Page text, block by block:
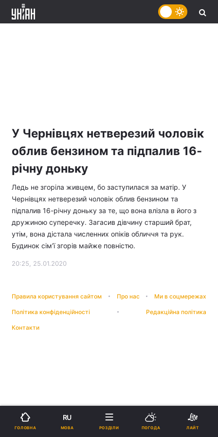
У Чернівцях нетверезий чоловік
облив бензином та підпалив 16-
річну доньку
Ледь не згоріла живцем, бо заступилася за матір. У
Чернівцях нетверезий чоловік облив бензином та
підпалив 16-річну доньку за те, що вона влізла в його з
дружиною суперечку. Загасив дівчину старший брат,
утім, вона дістала численних опіків обличчя та рук.
Будинок сім'ї згорів майже повністю.
20:25, 25.01.2020
Правила користування сайтом Про нас Ми в соцмережах
Політика конфіденційності Редакційна політика
Контакти
ГОЛОВНА
RU
МОВА РОЗДІЛИ ПОГОДА ЛАЙТ